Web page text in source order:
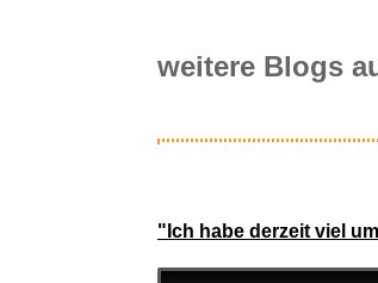
weitere Blogs
"Ich habe derzeit viel